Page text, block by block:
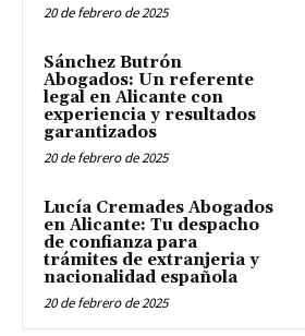
20 de febrero de 2025
Sánchez Butrón
Abogados: Un referente
legal en Alicante con
experiencia y resultados
garantizados
20 de febrero de 2025
Lucía Cremades Abogados
en Alicante: Tu despacho
de confianza para
trámites de extranjeria y
nacionalidad española
20 de febrero de 2025